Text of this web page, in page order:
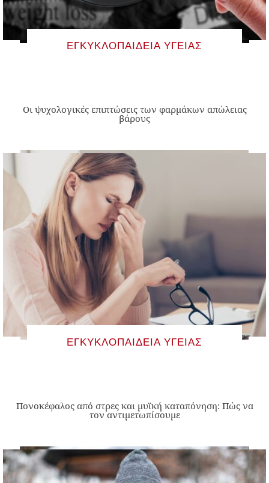
ΕΓΚΥΚΛΟΠΑΊΔΕΙΑ ΥΓΕΊΑΣ
Οι ψυχολογικές επιπτώσεις των φαρμάκων απώλειας
βάρους
ΕΓΚΥΚΛΟΠΑΊΔΕΙΑ ΥΓΕΊΑΣ
Πονοκέφαλος από στρες και μυϊκή καταπόνηση: Πώς να
τον αντιμετωπίσουμε